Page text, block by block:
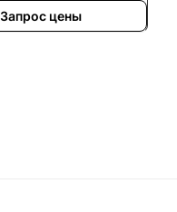
Запрос цены